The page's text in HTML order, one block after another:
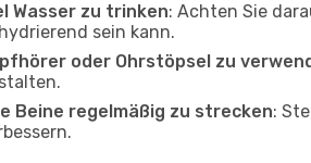
Wasser zu trinken: Achten Sie
sein kann.
oder Ohrstöpsel zu
Beine regelmäßig zu strecken: